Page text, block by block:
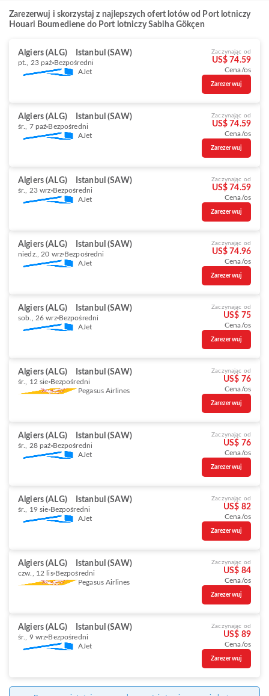
Zarezerwuj i skorzystaj z najlepszych ofert lotów od Port lotniczy
Houari Boumediene do Port lotniczy Sabiha Gökçen
Algiers (ALG) Istanbul (SAW)
pt., 23 paź Bezpośredni
AJet
Zaczynając od
US$ 74.59
Cena/os
Zarezerwuj
Algiers (ALG) Istanbul (SAW)
śr., 7 paź Bezpośredni
AJet
Zaczynając od
US$ 74.59
Cena/os
Zarezerwuj
Algiers (ALG) Istanbul (SAW)
śr., 23 wrz Bezpośredni
AJet
Zaczynając od
US$ 74.59
Cena/os
Zarezerwuj
Algiers (ALG) Istanbul (SAW)
niedz., 20 wrz Bezpośredni
AJet
Zaczynając od
US$ 74.96
Cena/os
Zarezerwuj
Algiers (ALG) Istanbul (SAW)
sob., 26 wrz Bezpośredni
AJet
Zaczynając od
US$ 75
Cena/os
Zarezerwuj
Algiers (ALG) Istanbul (SAW)
śr., 12 sie Bezpośredni
Pegasus Airlines
Zaczynając od
US$ 76
Cena/os
Zarezerwuj
Algiers (ALG) Istanbul (SAW)
śr., 28 paź Bezpośredni
AJet
Zaczynając od
US$ 76
Cena/os
Zarezerwuj
Algiers (ALG) Istanbul (SAW)
śr., 19 sie Bezpośredni
AJet
Zaczynając od
US$ 82
Cena/os
Zarezerwuj
Algiers (ALG) Istanbul (SAW)
czw., 12 lis Bezpośredni
Pegasus Airlines
Zaczynając od
US$ 84
Cena/os
Zarezerwuj
Algiers (ALG) Istanbul (SAW)
śr., 9 wrz Bezpośredni
AJet
Zaczynając od
US$ 89
Cena/os
Zarezerwuj